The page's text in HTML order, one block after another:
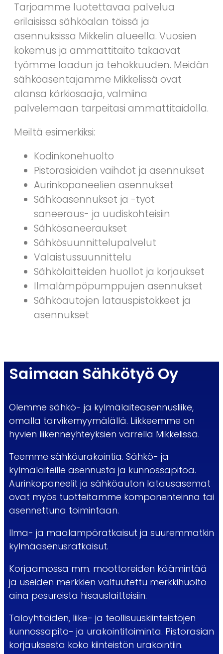
Tarjoamme luotettavaa palvelua
erilaisissa sähköalan töissä ja
asennuksissa Mikkelin alueella. Vuosien
kokemus ja ammattitaito takaavat
työmme laadun ja tehokkuuden. Meidän
sähköasentajamme Mikkelissä ovat
alansa kärkiosaajia, valmiina
palvelemaan tarpeitasi ammattitaidolla.
Meiltä esimerkiksi:
Kodinkonehuolto
Pistorasioiden vaihdot ja asennukset
Aurinkopaneelien asennukset
Sähköasennukset ja -työt
saneeraus- ja uudiskohteisiin
Sähkösaneeraukset
Sähkösuunnittelupalvelut
Valaistussuunnittelu
Sähkölaitteiden huollot ja korjaukset
Ilmalämpöpumppujen asennukset
Sähköautojen latauspistokkeet ja
asennukset
Saimaan Sähkötyö Oy
Olemme sähkö- ja kylmälaiteasennusliike,
omalla tarvikemyymälällä. Liikkeemme on
hyvien liikenneyhteyksien varrella Mikkelissä.
Teemme sähköurakointia. Sähkö- ja
kylmälaiteille asennusta ja kunnossapitoa.
Aurinkopaneelit ja sähköauton latausasemat
ovat myös tuotteitamme komponenteinna tai
asennettuna toimintaan.
Ilma- ja maalampöratkaisut ja suuremmatkin
kylmäasenusratkaisut.
Korjaamossa mm. moottoreiden käämintää
ja useiden merkkien valtuutettu merkkihuolto
aina pesureista hisauslaitteisiin.
Taloyhtiöiden, liike- ja teollisuuskiinteistöjen
kunnossapito- ja urakointitoiminta. Pistorasian
korjauksesta koko kiinteistön urakointiin.